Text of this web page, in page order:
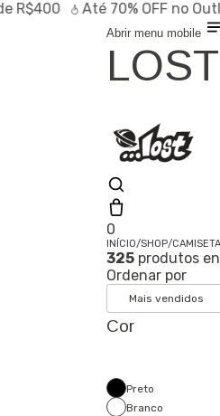
Até 70% OFFno Outlet
Abrir menu mobile
LOST
0
Olá, visitante
HOT
SALE
INÍCIO/SHOP/
325 produtos
Ordenar por
Cor
Preto
Branco